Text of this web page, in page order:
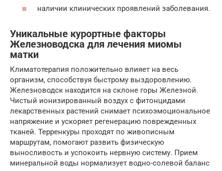
наличии клинических проявлений заболевания.
Уникальные курортные факторы
Железноводска для лечения миомы
матки
Климатотерапия положительно влияет на весь
организм, способствуя быстрому выздоровлению.
Железноводск находится на склоне горы Железной.
Чистый ионизированный воздух с фитонцидами
лекарственных растений снимает психоэмоциональное
напряжение и ускоряет регенерацию поврежденных
тканей. Терренкуры проходят по живописным
маршрутам, помогают развить физическую
выносливость и успокоить нервную систему. Прием
минеральной воды нормализует водно-солевой баланс